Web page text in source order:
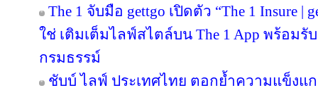
The 1 จับมือ gettgo เปิดตัว “The 1 Insure
ใช่ เติมเต็มไลฟ์สไตล์บน The 1 App พร้อมรั
กรมธรรม์
ชับบ์ ไลฟ์ ประเทศไทย ตอกย้ำความแข็งแ